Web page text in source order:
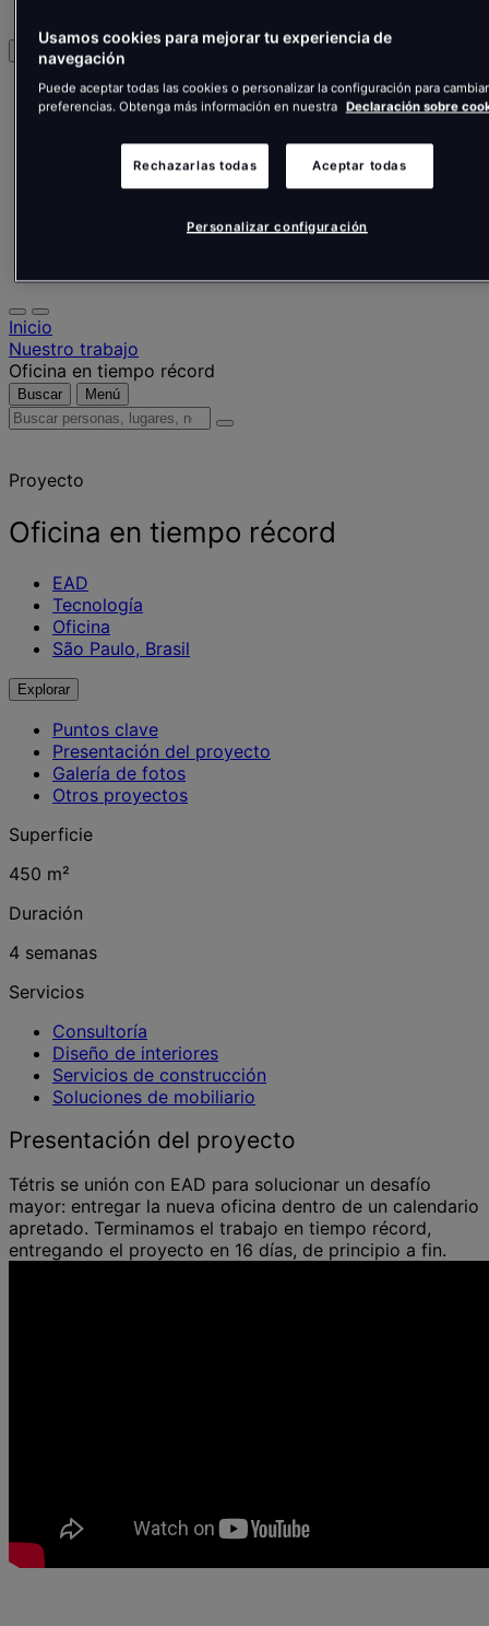
English
Français
Nederlands
Inicio
Nuestro trabajo
Oficina en tiempo récord
Buscar Menú
Buscar
noticias
opiniones
Proyecto
Oficina en tiempo récord
EAD
Tecnología
Oficina
São Paulo, Brasil
Explorar
Puntos clave
Presentación del proyecto
Galería de fotos
Otros proyectos
Superficie
450 m²
Duración
4 semanas
Servicios
Consultoría
Diseño de interiores
Servicios de construcción
Soluciones de mobiliario
Presentación del proyecto
Tétris se unión con EAD para solucionar un desafío
mayor: entregar la nueva oficina dentro de un calendario
apretado. Terminamos el trabajo en tiempo récord,
entregando el proyecto en 16 días, de principio a fin.
Usamos cookies para mejorar tu experiencia de
navegación
Puede aceptar todas las cookies o personalizar la configuración para
preferencias. Obtenga más información en nuestra Declaración sobre
Rechazarlas todas Aceptar todas
Personalizar configuración